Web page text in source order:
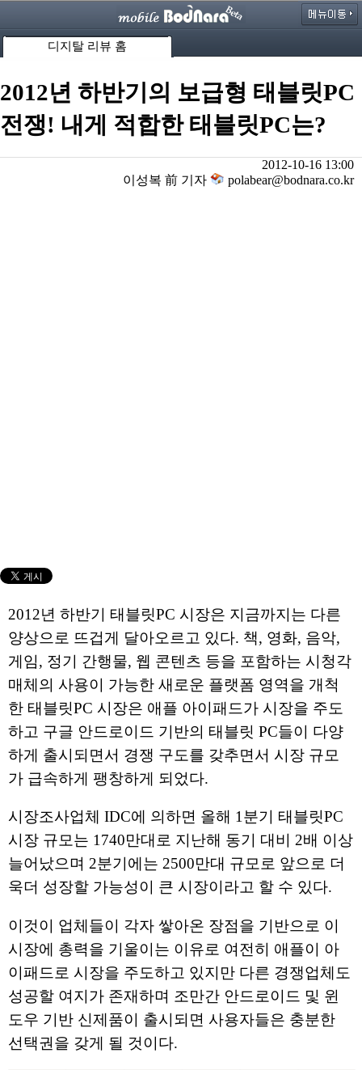
디지탈 리뷰 홈
2012년 하반기의 보급형 태블릿PC
전쟁! 내게 적합한 태블릿PC는?
2012-10-16 13:00
이성복 前 기자
polabear@bodnara.co.kr
2012년 하반기 태블릿PC 시장은 지금까지는 다른
양상으로 뜨겁게 달아오르고 있다. 책, 영화, 음악,
게임, 정기 간행물, 웹 콘텐츠 등을 포함하는 시청각
매체의 사용이 가능한 새로운 플랫폼 영역을 개척
한 태블릿PC 시장은 애플 아이패드가 시장을 주도
하고 구글 안드로이드 기반의 태블릿 PC들이 다양
하게 출시되면서 경쟁 구도를 갖추면서 시장 규모
가 급속하게 팽창하게 되었다.
시장조사업체 IDC에 의하면 올해 1분기 태블릿PC
시장 규모는 1740만대로 지난해 동기 대비 2배 이상
늘어났으며 2분기에는 2500만대 규모로 앞으로 더
욱더 성장할 가능성이 큰 시장이라고 할 수 있다.
이것이 업체들이 각자 쌓아온 장점을 기반으로 이
시장에 총력을 기울이는 이유로 여전히 애플이 아
이패드로 시장을 주도하고 있지만 다른 경쟁업체도
성공할 여지가 존재하며 조만간 안드로이드 및 윈
도우 기반 신제품이 출시되면 사용자들은 충분한
선택권을 갖게 될 것이다.